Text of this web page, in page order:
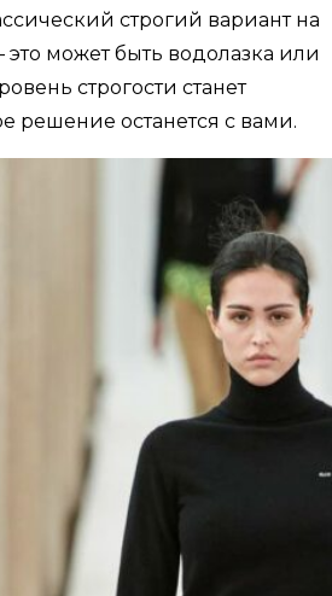
строгий вариант на
может быть водолазка или
строгости станет
решение останется с вами.